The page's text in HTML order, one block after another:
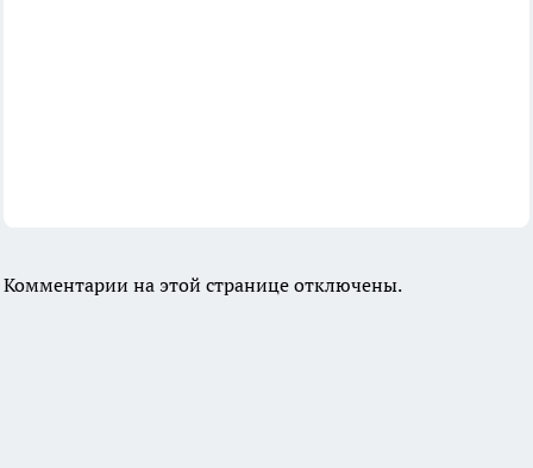
Комментарии на этой странице отключены.